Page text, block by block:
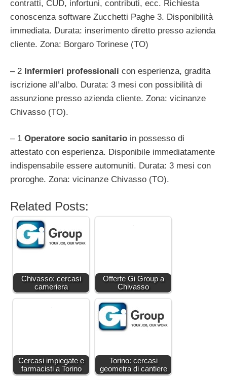
contratti, CUD, infortuni, contributi, ecc. Richiesta
conoscenza software Zucchetti Paghe 3. Disponibilità
immediata. Durata: inserimento diretto presso azienda
cliente. Zona: Borgaro Torinese (TO)
– 2 Infermieri professionali con esperienza, gradita
iscrizione all’albo. Durata: 3 mesi con possibilità di
assunzione presso azienda cliente. Zona: vicinanze
Chivasso (TO).
– 1 Operatore socio sanitario in possesso di
attestato con esperienza. Disponibile immediatamente
indispensabile essere automuniti. Durata: 3 mesi con
proroghe. Zona: vicinanze Chivasso (TO).
Related Posts:
Chivasso: cercasi
cameriera
Offerte Gi Group a
Chivasso
Cercasi impiegate e
farmacisti a Torino
Torino: cercasi
geometra di cantiere